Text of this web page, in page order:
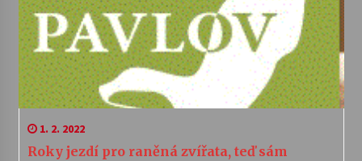
1. 2. 2022
Roky jezdí pro raněná zvířata, teď sám